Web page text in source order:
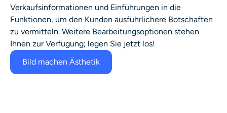
Verkaufsinformationen und Einführungen in die
Funktionen, um den Kunden ausführlichere Botschaften
zu vermitteln. Weitere Bearbeitungsoptionen stehen
Ihnen zur Verfügung; legen Sie jetzt los!
Bild machen Ästhetik